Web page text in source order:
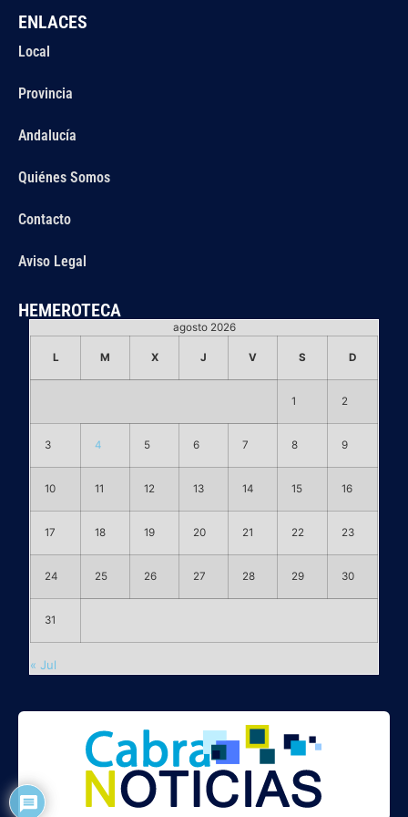
ENLACES
Local
Provincia
Andalucía
Quiénes Somos
Contacto
Aviso Legal
HEMEROTECA
agosto 2026
L M X J V S D
1 2
3 4 5 6 7 8 9
10 11 12 13 14 15 16
17 18 19 20 21 22 23
24 25 26 27 28 29 30
31
« Jul